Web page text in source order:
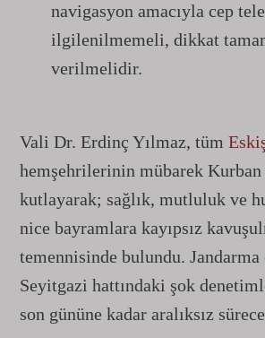
navigasyon amacıyla cep
ilgilenilmemeli, dikkat
verilmelidir.
Vali Dr. Erdinç Yılmaz, tüm
hemşehrilerinin mübarek Kurban
kutlayarak; sağlık, mutluluk ve
nice bayramlara kayıpsız
temennisinde bulundu.
Seyitgazi hattındaki şok
son gününe kadar aralıksız